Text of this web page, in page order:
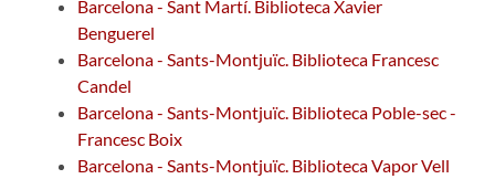
Barcelona - Sant Martí. Biblioteca Xavier
Benguerel
Barcelona - Sants-Montjuïc. Biblioteca Francesc
Candel
Barcelona - Sants-Montjuïc. Biblioteca Poble-sec -
Francesc Boix
Barcelona - Sants-Montjuïc. Biblioteca Vapor Vell